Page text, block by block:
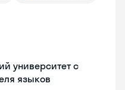
университет с
языков